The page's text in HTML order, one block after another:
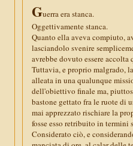
Guerra era stanca.
Oggettivamente stanca.
Quanto ella aveva compiuto,
lasciandolo svenire
avrebbe dovuto essere
Tuttavia, e proprio malgrado,
alleata in una qualunque
dell'obiettivo finale ma,
bastone gettato fra le ruote di
mai apprezzato rischiare la
fosse esso retribuito in termini
Considerato ciò, e